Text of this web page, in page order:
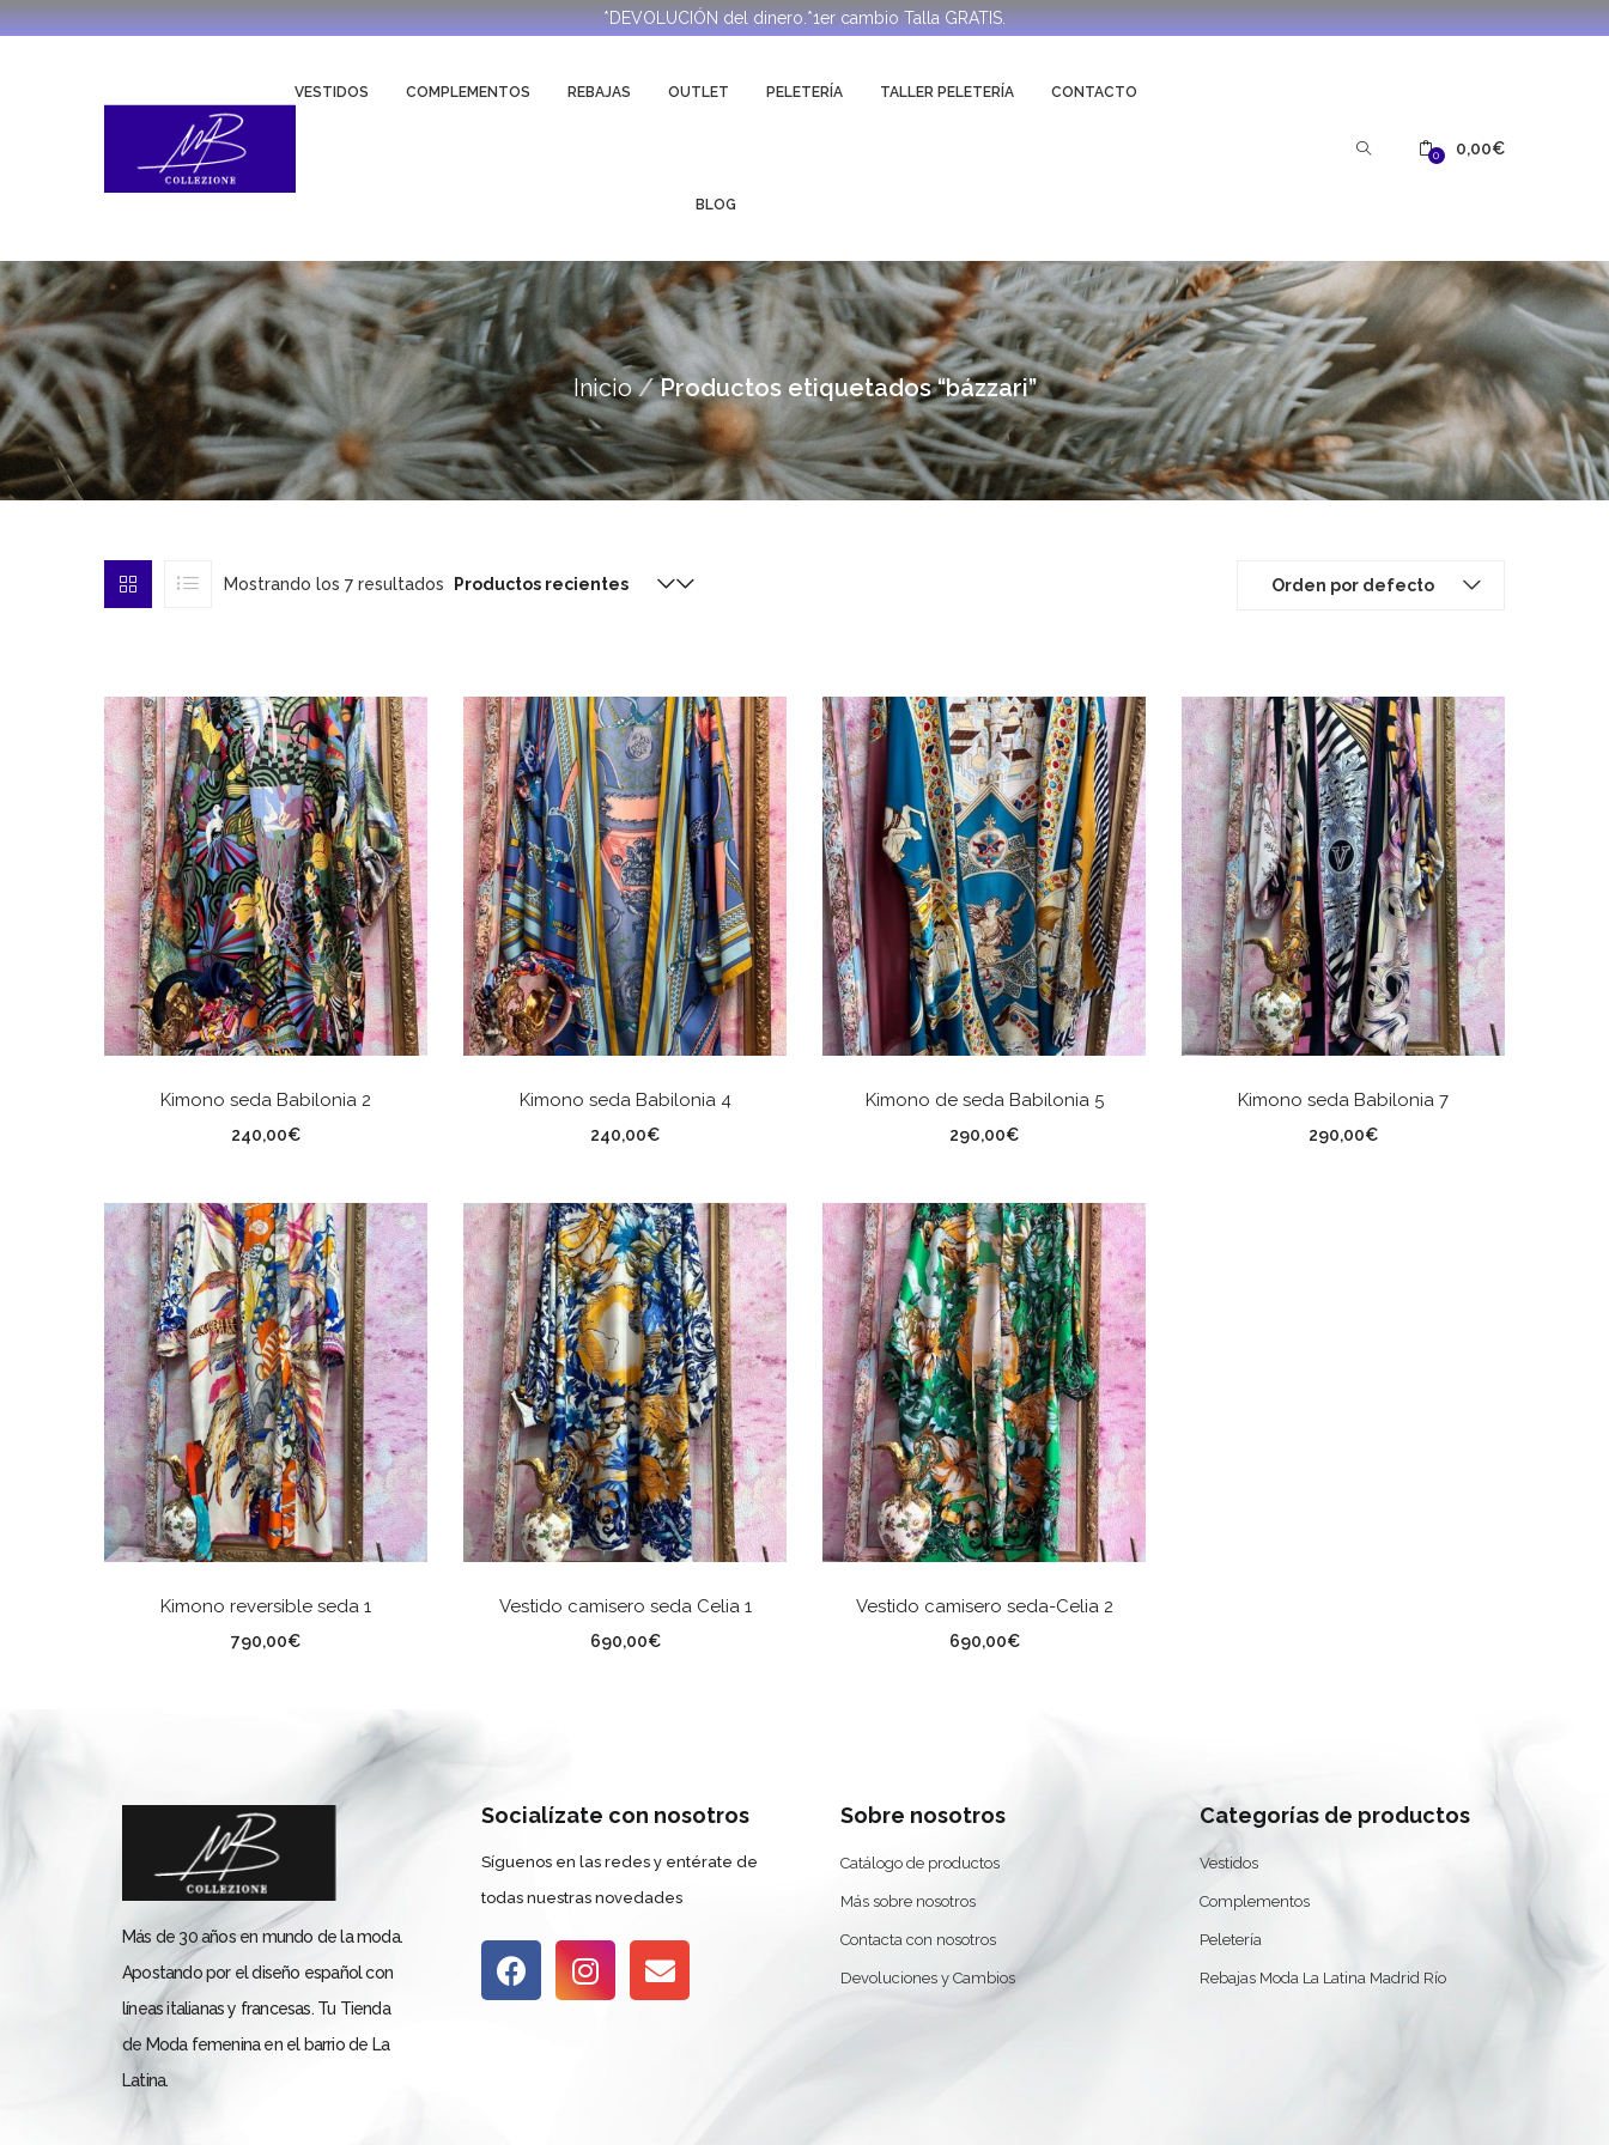
*DEVOLUCIÓN del dinero.*1er cambio Talla GRATIS.
VESTIDOS COMPLEMENTOS REBAJAS OUTLET PELETERÍA TALLER PELETERÍA CONTACTO
BLOG
0 0,00€
Inicio Productos etiquetados “bázzari”
Mostrando los 7 resultados Productos recientes Orden por defecto
Kimono seda Babilonia 2
240,00€
Kimono seda Babilonia 4
240,00€
Kimono de seda Babilonia 5
290,00€
Kimono seda Babilonia 7
290,00€
Kimono reversible seda 1
790,00€
Vestido camisero seda Celia 1
690,00€
Vestido camisero seda-Celia 2
690,00€
Más de 30 años en mundo de la moda.
Apostando por el diseño español con
líneas italianas y francesas. Tu Tienda
de Moda femenina en el barrio de La
Latina.
Socialízate con nosotros
Síguenos en las redes y entérate de
todas nuestras novedades
Sobre nosotros
Catálogo de productos
Más sobre nosotros
Contacta con nosotros
Devoluciones y Cambios
Categorías de productos
Vestidos
Complementos
Peletería
Rebajas Moda La Latina Madrid Río